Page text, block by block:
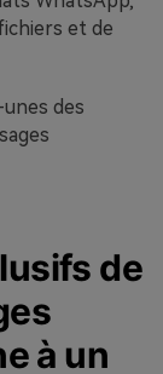
et de
des
de
à un